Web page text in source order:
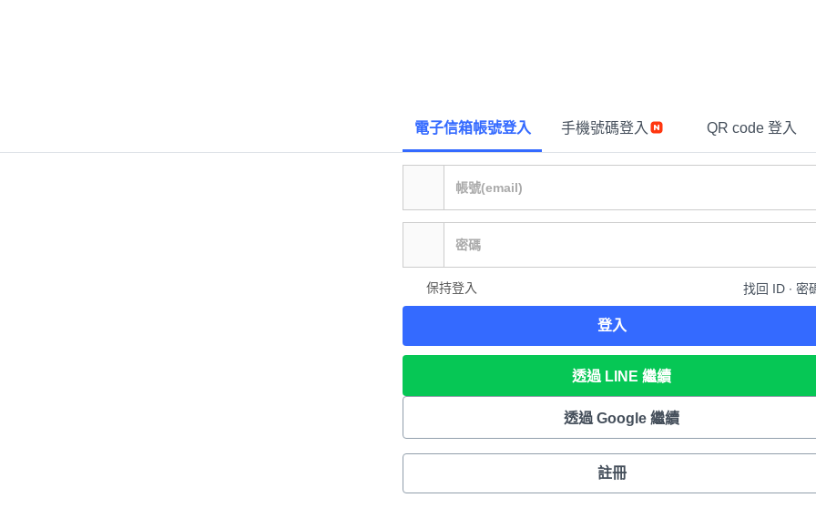
電子信箱帳號登入 手機號碼登入 QR code 登入
保持登入 找回 ID ∙ 密
登入
透過 LINE 繼續
透過 Google 繼續
註冊